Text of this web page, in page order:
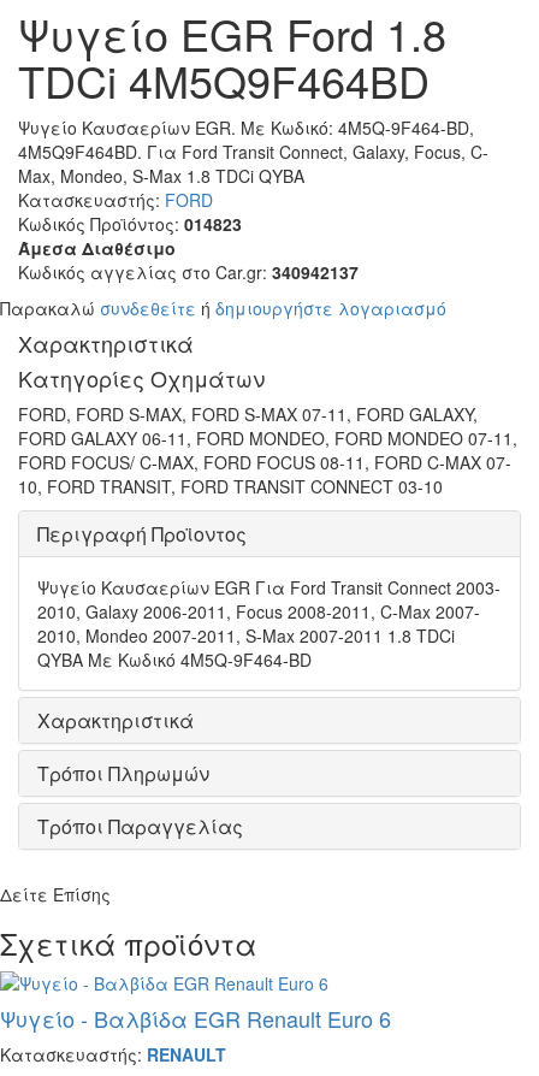
Ψυγείο EGR Ford 1.8
TDCi 4M5Q9F464BD
Ψυγείο Καυσαερίων EGR. Με Κωδικό: 4M5Q-9F464-BD,
4M5Q9F464BD. Για Ford Transit Connect, Galaxy, Focus, C-
Max, Mondeo, S-Max 1.8 TDCi QYBA
Κατασκευαστής: FORD
Κωδικός Προϊόντος: 014823
Άμεσα Διαθέσιμο
Κωδικός αγγελίας στο Car.gr: 340942137
Παρακαλώ συνδεθείτε ή δημιουργήστε λογαριασμό
Χαρακτηριστικά
Κατηγορίες Οχημάτων
FORD, FORD S-MAX, FORD S-MAX 07-11, FORD GALAXY,
FORD GALAXY 06-11, FORD MONDEO, FORD MONDEO 07-11,
FORD FOCUS/ C-MAX, FORD FOCUS 08-11, FORD C-MAX 07-
10, FORD TRANSIT, FORD TRANSIT CONNECT 03-10
Περιγραφή Προϊοντος
Ψυγείο Καυσαερίων EGR Για Ford Transit Connect 2003-
2010, Galaxy 2006-2011, Focus 2008-2011, C-Max 2007-
2010, Mondeo 2007-2011, S-Max 2007-2011 1.8 TDCi
QYBA Με Κωδικό 4M5Q-9F464-BD
Χαρακτηριστικά
Τρόποι Πληρωμών
Τρόποι Παραγγελίας
Δείτε Επίσης
Σχετικά προϊόντα
Ψυγείο - Βαλβίδα EGR Renault Euro 6
Κατασκευαστής: RENAULT